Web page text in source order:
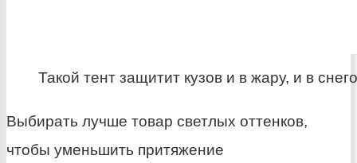
Такой тент защитит кузов и в жару, и в
Выбирать лучше товар светлых оттенков,
чтобы уменьшить притяжение